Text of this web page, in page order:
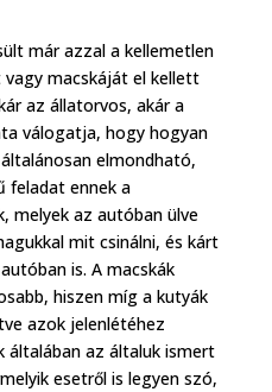
már azzal a kellemetlen
macskáját el kellett
az állatorvos, akár a
válogatja, hogy hogyan
elmondható,
feladat ennek a
melyek az autóban ülve
mit csinálni, és kárt
is. A macskák
hiszen míg a kutyák
azok jelenlétéhez
általában az általuk ismert
esetről is legyen szó,